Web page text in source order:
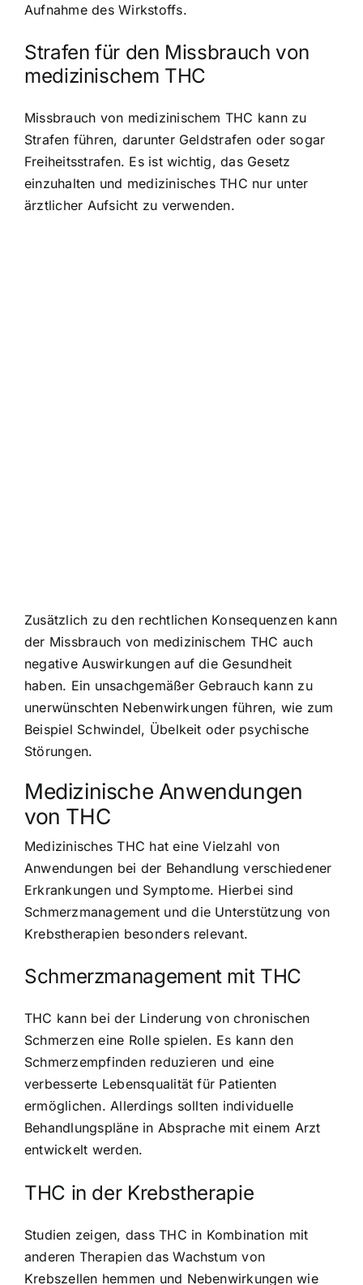
Aufnahme des Wirkstoffs.
Strafen für den Missbrauch von
medizinischem THC
Missbrauch von medizinischem THC kann zu
Strafen führen, darunter Geldstrafen oder sogar
Freiheitsstrafen. Es ist wichtig, das Gesetz
einzuhalten und medizinisches THC nur unter
ärztlicher Aufsicht zu verwenden.
Zusätzlich zu den rechtlichen Konsequenzen kann
der Missbrauch von medizinischem THC auch
negative Auswirkungen auf die Gesundheit
haben. Ein unsachgemäßer Gebrauch kann zu
unerwünschten Nebenwirkungen führen, wie zum
Beispiel Schwindel, Übelkeit oder psychische
Störungen.
Medizinische Anwendungen
von THC
Medizinisches THC hat eine Vielzahl von
Anwendungen bei der Behandlung verschiedener
Erkrankungen und Symptome. Hierbei sind
Schmerzmanagement und die Unterstützung von
Krebstherapien besonders relevant.
Schmerzmanagement mit THC
THC kann bei der Linderung von chronischen
Schmerzen eine Rolle spielen. Es kann den
Schmerzempfinden reduzieren und eine
verbesserte Lebensqualität für Patienten
ermöglichen. Allerdings sollten individuelle
Behandlungspläne in Absprache mit einem Arzt
entwickelt werden.
THC in der Krebstherapie
Studien zeigen, dass THC in Kombination mit
anderen Therapien das Wachstum von
Krebszellen hemmen und Nebenwirkungen wie